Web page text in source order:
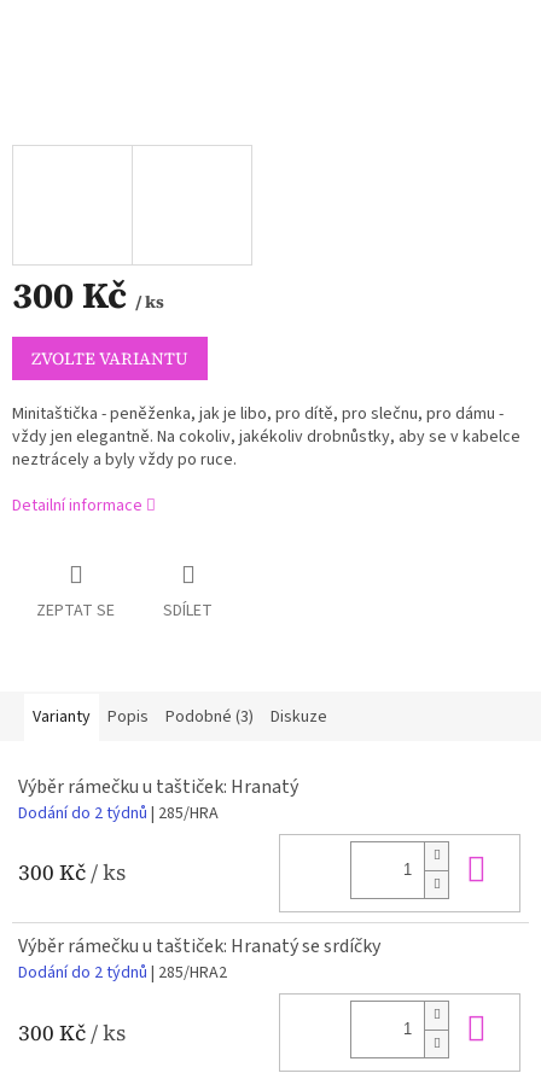
300 Kč / ks
Měrná
cena:
ZVOLTE VARIANTU
Minitaštička - peněženka, jak je libo, pro dítě, pro slečnu, pro dámu -
vždy jen elegantně. Na cokoliv, jakékoliv drobnůstky, aby se v kabelce
neztrácely a byly vždy po ruce.
Detailní informace
ZEPTAT SE SDÍLET
Varianty Popis Podobné (3) Diskuze
Výběr rámečku u taštiček: Hranatý
Dodání do 2 týdnů | 285/HRA
300 Kč/ ks
Výběr rámečku u taštiček: Hranatý se srdíčky
Dodání do 2 týdnů | 285/HRA2
300 Kč / ks